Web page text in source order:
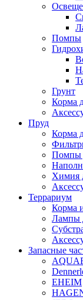
Помпы
Грунт
Корма
Пруд
Корма
Помпы
Химия
Террариум
Корма
Лампы
Запасные
EHEIM